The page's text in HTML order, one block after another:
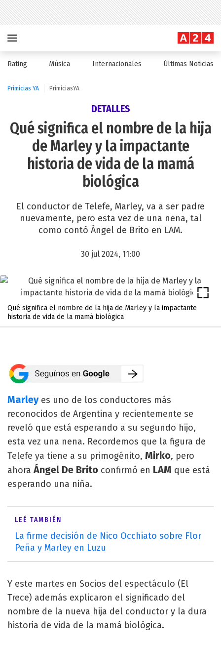
Rating Música Internacionales Últimas Noticias
Primicias YA PrimiciasYA
DETALLES
Qué significa el nombre de la hija
de Marley y la impactante
historia de vida de la mamá
biológica
El conductor de Telefe, Marley, va a ser padre
nuevamente, pero esta vez de una nena, tal
como contó Ángel de Brito en LAM.
30 jul 2024, 11:00
Qué significa el nombre de la hija de Marley y la impactante
historia de vida de la mamá biológica
Marleyes uno de los conductores más
reconocidos de Argentina y recientemente se
reveló que está esperando a su segundo hijo,
esta vez una nena. Recordemos que la figura de
Telefe ya tiene a su primogénito, Mirko, pero
ahora Ángel De Brito confirmó en LAM que está
esperando una niña.
LEÉ TAMBIÉN
La firme decisión de Nico Occhiato sobre Flor
Peña y Marley en Luzu
Y este martes en Socios del espectáculo (El
Trece) además explicaron el significado del
nombre de la nueva hija del conductor y la dura
historia de vida de la mamá biológica.